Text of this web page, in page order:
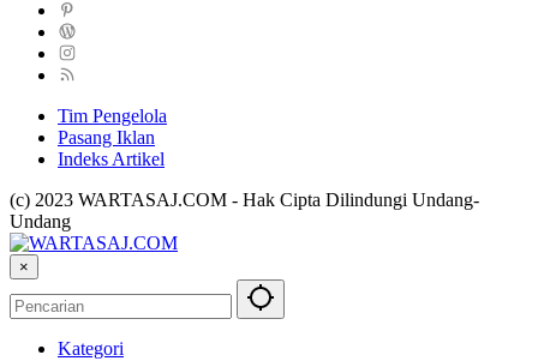
Tim Pengelola
Pasang Iklan
Indeks Artikel
(c) 2023 WARTASAJ.COM - Hak Cipta Dilindungi Undang-
Undang
×
Kategori